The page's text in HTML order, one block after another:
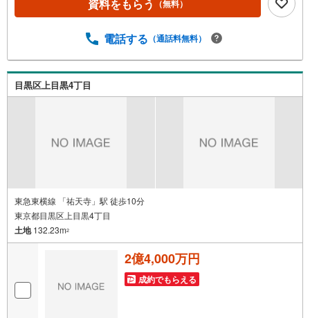
入・住替え等について分かりやすく解説したガイドブック
資料をもらう （無料）
電話する （通話料無料）
目黒区上目黒4丁目
東急東横線 「祐天寺」駅 徒歩10分
東京都目黒区上目黒4丁目
土地132.23m2
2億4,000万円
成約でもらえる